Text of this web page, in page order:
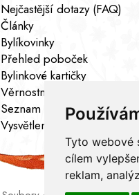
Tyto webové
cílem
reklam,
Nejčastější dotazy (FAQ)
Články
Bylíkovinky
Přehled poboček
Bylinkové kartičky
Věrnostní program
Seznam sortimentu
Vysvětlení analytických